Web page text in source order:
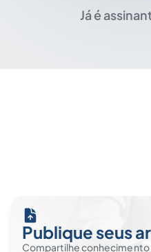
Já é
Publique seus
Compartilhe conhecimento